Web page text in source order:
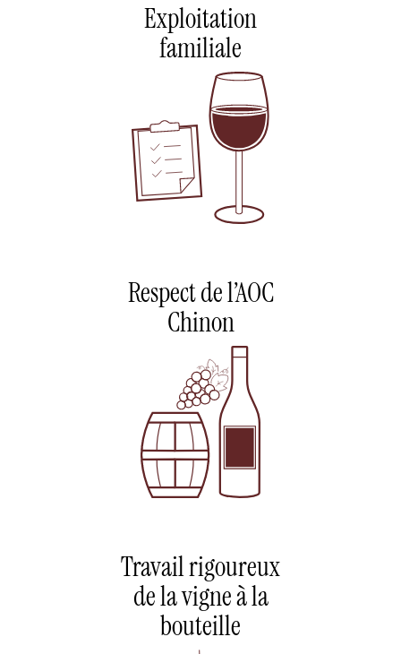
Exploitation
familiale
Respect de l’AOC
Chinon
Travail rigoureux
de la vigne à la
bouteille